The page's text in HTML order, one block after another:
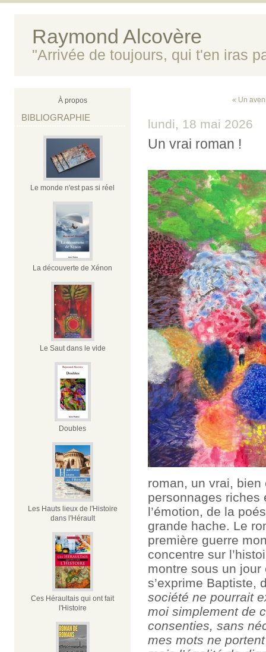
Raymond Alcovère
"Arrivée de toujours, qui t'en iras
À propos
BIBLIOGRAPHIE
Le monde n'est pas si réel
La découverte de Xénon
Le Saut dans le vide
Doubles
Les Hauts lieux de l'Histoire
dans l'Hérault
Ces Héraultais qui ont fait
l'Histoire
« Un
lundi, 18 mai 2026
Un vrai roman !
roman, un vrai,
personnages riches
l’émotion, de la
grande hache. Le
première guerre
concentre sur
montre sous un
s’exprime Baptiste,
société ne pourrait
moi simplement de
consenties, sans
mes mots ne